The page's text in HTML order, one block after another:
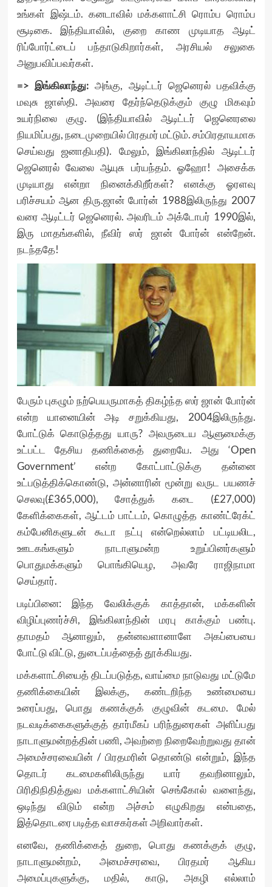
உங்கள் இஷ்டம். கனடாவில் மக்களாட்சி ரொம்ப ரொம்ப
சூடிகை. இந்தியாவில், குறை காண முடியாத ஆடிட்
ரிப்போர்ட்டைப் பந்தாடுகிறார்கள், அரசியல் சலுகை
அனுபவிப்பவர்கள்.
=> இங்கிலாந்து:அங்கு, ஆடிட்டர் ஜெனெரல் பதவிக்கு
மவுசு ஜாஸ்தி. அவரை தேர்ந்தெடுக்கும் குழு மிகவும்
உயர்நிலை குழு. (இந்தியாவில் ஆடிட்டர் ஜெனெரலை
நியமிப்பது, நடைமுறையில் பிரதமர் மட்டும். சம்பிரதாயமாக
செய்வது ஜனாதிபதி). மேலும், இங்கிலாந்தில் ஆடிட்டர்
ஜெனெரல் வேலை ஆயுசு பர்யந்தம். ஓஹோ! அசைக்க
முடியாது என்றா நினைக்கிறீர்கள்? எனக்கு ஓரளவு
பரிச்சயம் ஆன திரு.ஜான் போர்ன் 1988இலிருந்து 2007
வரை ஆடிட்டர் ஜெனெரல். அவரிடம் அக்டோபர் 1990இல்,
இரு மாதங்களில், நீவிர் ஸர் ஜான் போர்ன் என்றேன்.
நடந்ததே!
பேரும் புகழும் நற்பெயருமாகத் திகழ்ந்த ஸர் ஜான் போர்ன்
என்ற யானையின் அடி சறுக்கியது, 2004இலிருந்து.
போட்டுக் கொடுத்தது யாரு? அவருடைய ஆளுமைக்கு
உட்பட்ட தேசிய தணிக்கைத் துறையே. அது ‘Open
Government’ என்ற கோட்பாட்டுக்கு தன்னை
உட்படுத்திக்கொண்டு, அன்னாரின் மூன்று வருட பயணச்
செலவு(£365,000), சோத்துக் கடை (£27,000)
கேளிக்கைகள், ஆட்டம் பாட்டம், கொழுத்த காண்ட்ரேக்ட்
கம்பேனிகளுடன் கூடா நட்பு என்றெல்லாம் பட்டியலிட,
ஊடகங்களும் நாடாளுமன்ற உறுப்பினர்களும்
பொதுமக்களும் பொங்கியெழ, அவரே ராஜிநாமா
செய்தார்.
படிப்பினை: இந்த வேலிக்குக் காத்தான், மக்களின்
விழிப்புணர்ச்சி, இங்கிலாந்தின் மரபு காக்கும் பண்பு.
தாமதம் ஆனாலும், தன்னவளானாளே அகப்பையை
போட்டு விட்டு, துடைப்பத்தைத் தூக்கியது.
மக்களாட்சியைத் திடப்படுத்த, வாய்மை நாடுவது மட்டுமே
தணிக்கையின் இலக்கு, கண்டறிந்த உண்மையை
உரைப்பது, பொது கணக்குக் குழுவின் கடமை. மேல்
நடவடிக்கைகளுக்குத் தார்மீகப் பரிந்துரைகள் அளிப்பது
நாடாளுமன்றத்தின் பணி, அவற்றை நிறைவேற்றுவது தான்
அமைச்சரவையின் / பிரதமரின் தொண்டு என்றும், இந்த
தொடர் கடமைகளிலிருந்து யார் தவறினாலும்,
பிரிதிநிதித்துவ மக்களாட்சியின் செங்கோல் வளைந்து,
ஒடிந்து விடும் என்ற அச்சம் எழுகிறது என்பதை,
இத்தொடரை படித்த வாசகர்கள் அறிவார்கள்.
எனவே, தணிக்கைத் துறை, பொது கணக்குக் குழு,
நாடாளுமன்றம், அமைச்சரவை, பிரதமர் ஆகிய
அமைப்புகளுக்கு, மதில், காடு, அகழி எல்லாம்